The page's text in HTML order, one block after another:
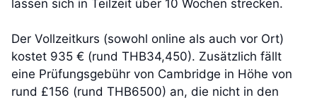
lassen sich in Teilzeit über 10 Wochen strecken.
Der Vollzeitkurs (sowohl online als auch vor Ort)
kostet 935 € (rund THB34,450). Zusätzlich fällt
eine Prüfungsgebühr von Cambridge in Höhe von
rund £156 (rund THB6500) an, die nicht in den